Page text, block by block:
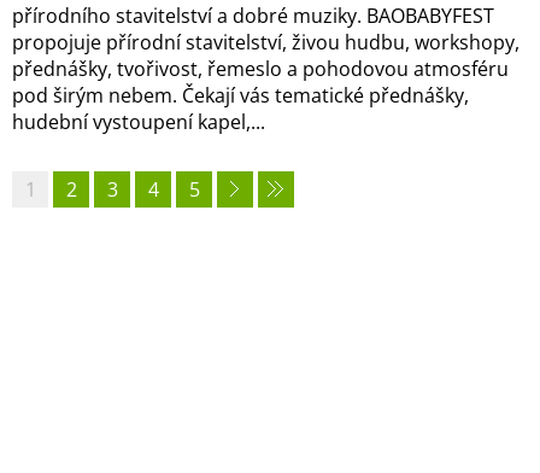
přírodního stavitelství a dobré muziky. BAOBABYFEST
propojuje přírodní stavitelství, živou hudbu, workshopy,
přednášky, tvořivost, řemeslo a pohodovou atmosféru
pod širým nebem. Čekají vás tematické přednášky,
hudební vystoupení kapel,...
1 2 3 4 5